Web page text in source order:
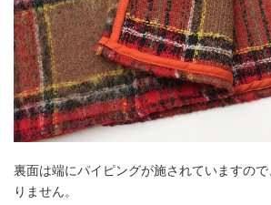
裏面は端にパイピングが施されていますの
りません。